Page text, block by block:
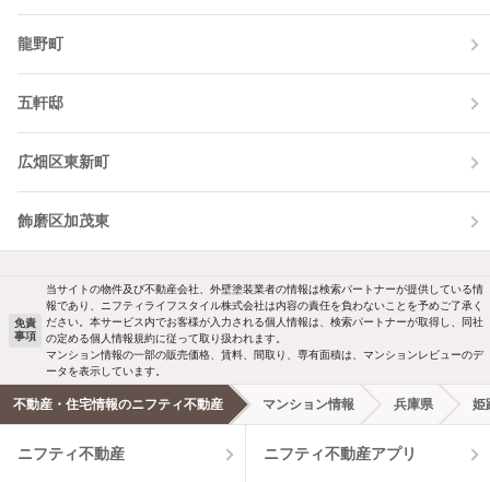
龍野町
五軒邸
広畑区東新町
飾磨区加茂東
免責
事項
当サイトの物件及び不動産会社、外壁塗装業者の情報は検索パートナーが提供している情
報であり、ニフティライフスタイル株式会社は内容の責任を負わないことを予めご了承く
ださい。本サービス内でお客様が入力される個人情報は、検索パートナーが取得し、同社
の定める個人情報規約に従って取り扱われます。
マンション情報の一部の販売価格、賃料、間取り、専有面積は、マンションレビューのデ
ータを表示しています。
不動産・住宅情報のニフティ不動産 マンション情報 兵庫県 姫
ニフティ不動産 ニフティ不動産アプリ